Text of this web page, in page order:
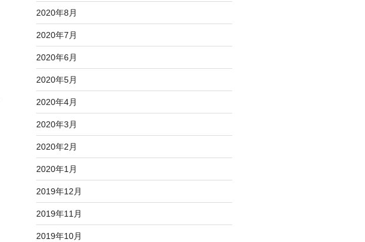
2020年8月
2020年7月
2020年6月
2020年5月
2020年4月
2020年3月
2020年2月
2020年1月
2019年12月
2019年11月
2019年10月